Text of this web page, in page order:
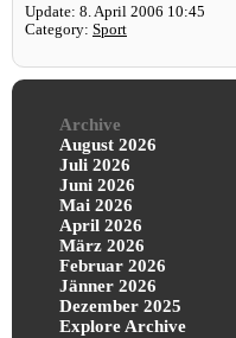
Update: 8. April 2006 10:45
Category: Sport
Archive
August 2026
Juli 2026
Juni 2026
Mai 2026
April 2026
März 2026
Februar 2026
Jänner 2026
Dezember 2025
Explore Archive